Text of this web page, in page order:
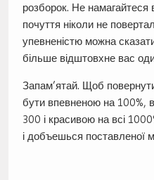
розборок. Не намагайтеся
почуття ніколи не
упевненістю можна
більше відштовхне вас
Запам’ятай. Щоб
бути впевненою на 100%,
300 і красивою на всі
і добъешься поставленої